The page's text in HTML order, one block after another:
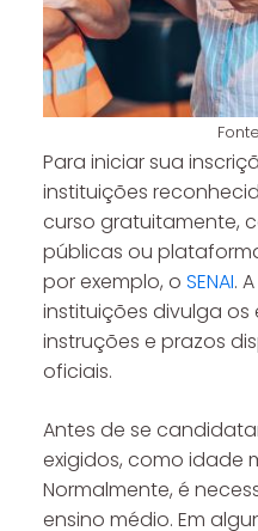
Para iniciar sua
instituições
curso gratuitamente,
públicas ou
por exemplo, o SENAI.
instituições divulga
instruções e prazos
oficiais.
Antes de se
exigidos, como idade
Normalmente, é
ensino médio. Em